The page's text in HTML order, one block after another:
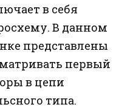
в себя
В данном
представлены
первый
в цепи
типа.